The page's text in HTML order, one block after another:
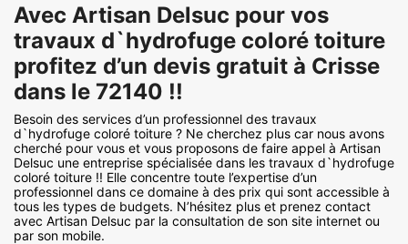
Avec Artisan Delsuc pour vos
travaux d`hydrofuge coloré toiture
profitez d’un devis gratuit à Crisse
dans le 72140 !!
Besoin des services d’un professionnel des travaux
d`hydrofuge coloré toiture ? Ne cherchez plus car nous avons
cherché pour vous et vous proposons de faire appel à Artisan
Delsuc une entreprise spécialisée dans les travaux d`hydrofuge
coloré toiture !! Elle concentre toute l’expertise d’un
professionnel dans ce domaine à des prix qui sont accessible à
tous les types de budgets. N’hésitez plus et prenez contact
avec Artisan Delsuc par la consultation de son site internet ou
par son mobile.